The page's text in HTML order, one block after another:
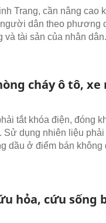
Trang, cần nâng cao
dân theo phương
và tài sản của nhân dân.
cháy ô tô, xe
tắt khóa điện, đóng
dụng nhiên liệu phải
dầu ở điểm bán
hỏa, cứu sống